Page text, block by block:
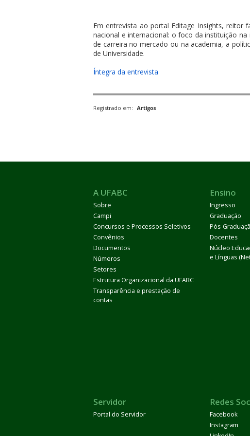
Em entrevista ao portal Editage Insights, reitor
nacional e internacional: o foco da instituição
de carreira no mercado ou na academia, a
de Universidade.
Íntegra da entrevista
Registrado em: Artigos
A UFABC
Sobre
Campi
Concursos e Processos Seletivos
Convênios
Documentos
Números
Setores
Estrutura Organizacional da UFABC
Transparência e prestação de
contas
Ensino
Ingresso
Graduação
Pós-
Docentes
Núcleo
e Línguas
Servidor
Portal do Servidor
Redes
Facebook
Instagram